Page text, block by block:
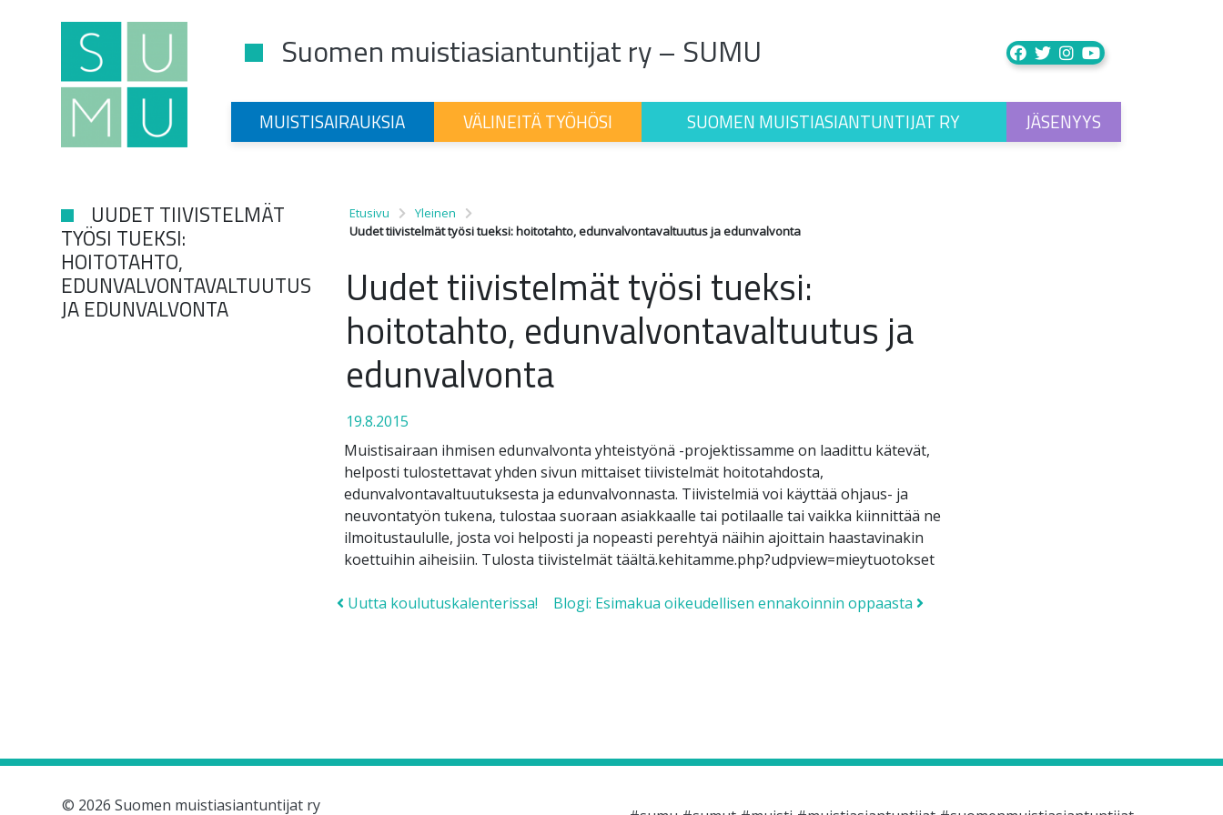
Main Navigation
Suomen muistiasiantuntijat ry – SUMU
MUISTISAIRAUKSIA VÄLINEITÄ TYÖHÖSI SUOMEN MUISTIASIANTUNTIJAT RY JÄSENYYS
UUDET TIIVISTELMÄT
TYÖSI TUEKSI:
HOITOTAHTO,
EDUNVALVONTAVALTUUTUS
JA EDUNVALVONTA
Etusivu
Yleinen
Uudet tiivistelmät työsi tueksi: hoitotahto, edunvalvontavaltuutus ja edunvalvonta
Uudet tiivistelmät työsi tueksi:
hoitotahto, edunvalvontavaltuutus ja
edunvalvonta
19.8.2015
Muistisairaan ihmisen edunvalvonta yhteistyönä -projektissamme on laadittu kätevät,
helposti tulostettavat yhden sivun mittaiset tiivistelmät hoitotahdosta,
edunvalvontavaltuutuksesta ja edunvalvonnasta. Tiivistelmiä voi käyttää ohjaus- ja
neuvontatyön tukena, tulostaa suoraan asiakkaalle tai potilaalle tai vaikka kiinnittää ne
ilmoitustaululle, josta voi helposti ja nopeasti perehtyä näihin ajoittain haastavinakin
koettuihin aiheisiin. Tulosta tiivistelmät täältä.kehitamme.php?udpview=mieytuotokset
Post navigation
Uutta koulutuskalenterissa! Blogi: Esimakua oikeudellisen ennakoinnin oppaasta
© 2026 Suomen muistiasiantuntijat ry